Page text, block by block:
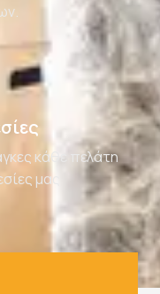
κάθε πελάτη
μας